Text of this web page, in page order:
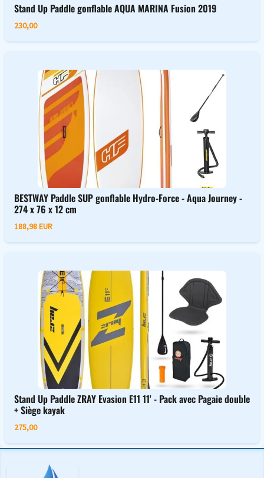
Stand Up Paddle gonflable AQUA MARINA Fusion 2019
230,00
BESTWAY Paddle SUP gonflable Hydro-Force - Aqua Journey -
274 x 76 x 12 cm
188,98 EUR
Stand Up Paddle ZRAY Evasion E11 11' - Pack avec Pagaie double
+ Siège kayak
275,00